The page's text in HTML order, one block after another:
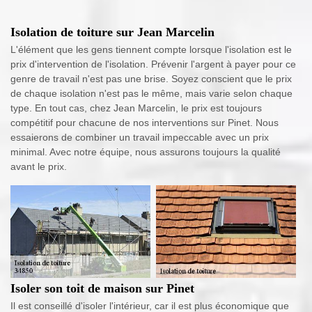
Isolation de toiture sur Jean Marcelin
L'élément que les gens tiennent compte lorsque l'isolation est le
prix d'intervention de l'isolation. Prévenir l'argent à payer pour ce
genre de travail n'est pas une brise. Soyez conscient que le prix
de chaque isolation n'est pas le même, mais varie selon chaque
type. En tout cas, chez Jean Marcelin, le prix est toujours
compétitif pour chacune de nos interventions sur Pinet. Nous
essaierons de combiner un travail impeccable avec un prix
minimal. Avec notre équipe, nous assurons toujours la qualité
avant le prix.
Isoler son toit de maison sur Pinet
Il est conseillé d'isoler l'intérieur, car il est plus économique que